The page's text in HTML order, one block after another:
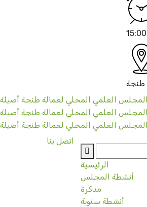
طنجة
الرئيسية
أنشطة المجلس
مذكرة
أنشطة سنوية
اتصل بنا